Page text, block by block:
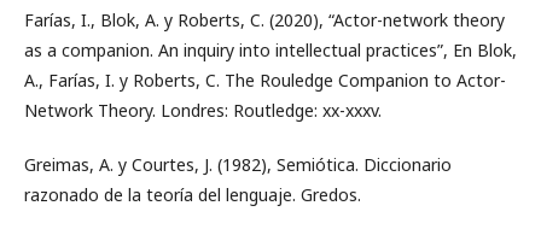
Farías, I., Blok, A. y Roberts, C. (2020), “Actor-network theory
as a companion. An inquiry into intellectual practices”, En Blok,
A., Farías, I. y Roberts, C. The Rouledge Companion to Actor-
Network Theory. Londres: Routledge: xx-xxxv.
Greimas, A. y Courtes, J. (1982), Semiótica. Diccionario
razonado de la teoría del lenguaje. Gredos.